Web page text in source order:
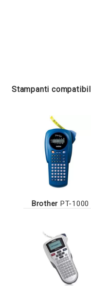
Stampanti
Brother PT-1000